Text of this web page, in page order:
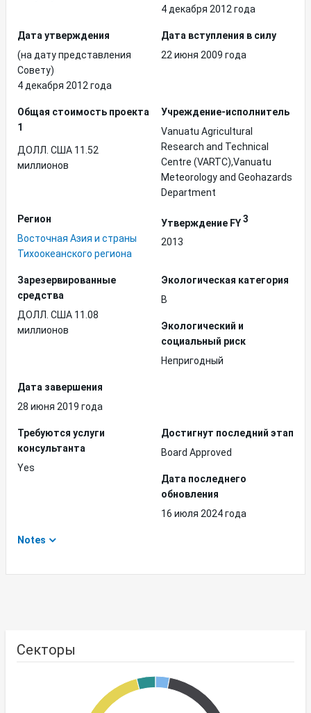
4 декабря 2012 года
Дата утверждения
(на дату представления
Совету)
4 декабря 2012 года
Дата вступления в силу
22 июня 2009 года
Общая стоимость проекта
1
ДОЛЛ. США 11.52
миллионов
Учреждение-исполнитель
Vanuatu Agricultural
Research and Technical
Centre (VARTC),Vanuatu
Meteorology and Geohazards
Department
Регион
Восточная Азия и страны
Тихоокеанского региона
Утверждение FY3
2013
Зарезервированные
средства
ДОЛЛ. США 11.08
миллионов
Экологическая категория
B
Экологический и
социальный риск
Непригодный
Дата завершения
28 июня 2019 года
Требуются услуги
консультанта
Yes
Достигнут последний этап
Board Approved
Дата последнего
обновления
16 июля 2024 года
Notes
Секторы